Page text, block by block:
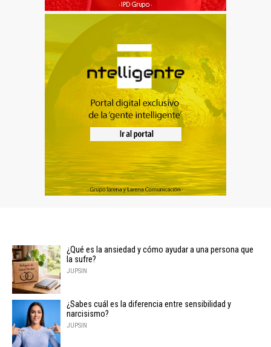
¿Qué es la ansiedad y cómo ayudar a una persona que
la sufre?
JUPSIN
¿Sabes cuál es la diferencia entre sensibilidad y
narcisismo?
JUPSIN